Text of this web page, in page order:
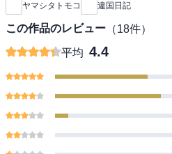
ヤマシタトモコ 違国日記
この作品のレビュー （18件）
平均 4.4